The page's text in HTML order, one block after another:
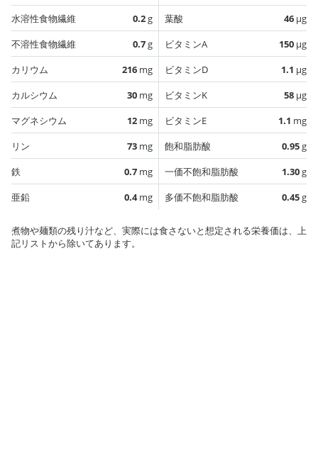
水溶性食物繊維
0.2g
不溶性食物繊維
0.7g
カリウム
216 mg
カルシウム
30 mg
マグネシウム
12 mg
リン
73 mg
鉄
0.7 mg
亜鉛
0.4mg
葉酸
46 µg
ビタミンA
150 µg
ビタミンD
1.1 µg
ビタミンK
58 µg
ビタミンE
1.1 mg
飽和脂肪酸
0.95g
一価不飽和脂肪酸
1.30g
多価不飽和脂肪酸
0.45g
煮物や麺類の残り汁など、実際には食さないと想定される栄養価は、上
記リストから除いてあります。